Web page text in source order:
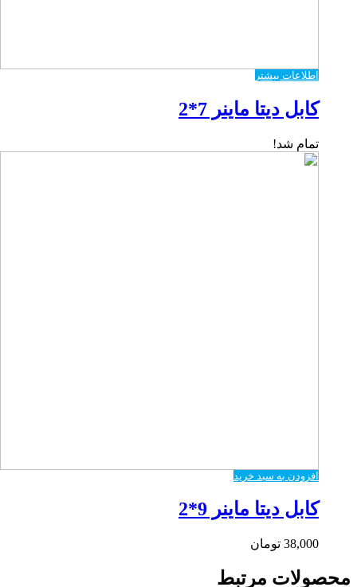
اطلاعات بیشتر
کابل دیتا ماینر 7*2
تمام شد!
افزودن به سبد خرید
کابل دیتا ماینر 9*2
38,000 تومان
محصولات مرتبط